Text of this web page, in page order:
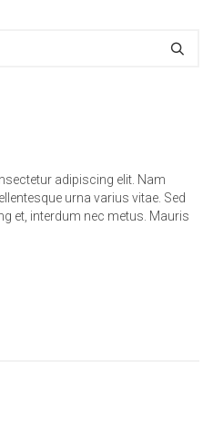
adipiscing elit. Nam
urna varius vitae. Sed
et, interdum nec metus. Mauris